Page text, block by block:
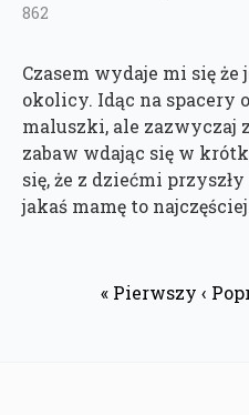
862
Czasem wydaje mi się
okolicy. Idąc na spacery
maluszki, ale zazwyczaj
zabaw wdając się w
się, że z dziećmi
jakaś mamę to najczęściej
« Pierwszy ‹